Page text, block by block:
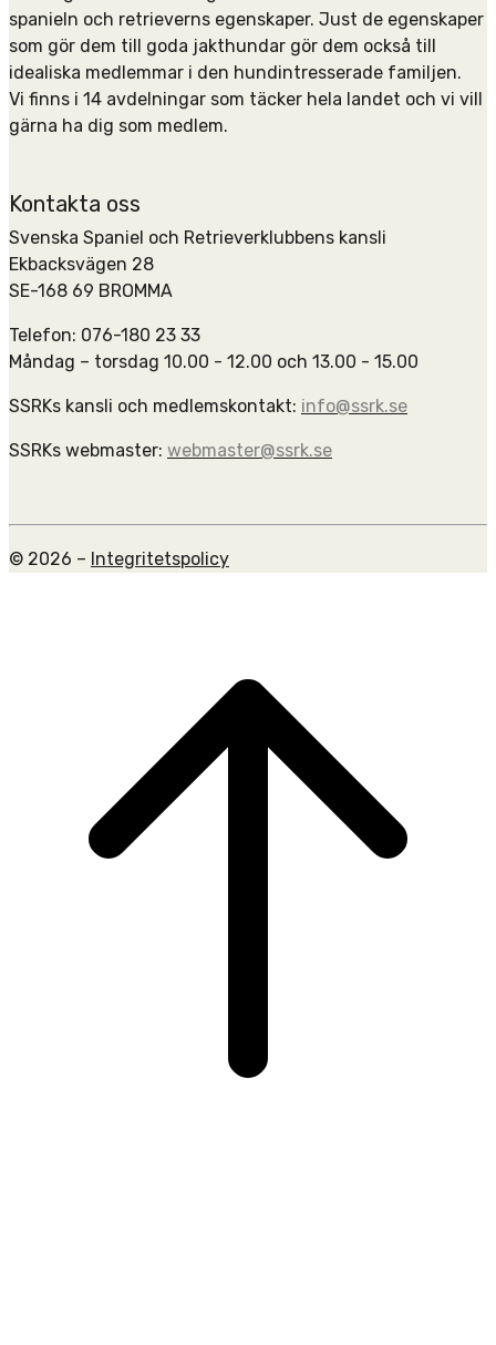
spanieln och retrieverns egenskaper. Just de egenskaper
som gör dem till goda jakthundar gör dem också till
idealiska medlemmar i den hundintresserade familjen.
Vi finns i 14 avdelningar som täcker hela landet och vi vill
gärna ha dig som medlem.
Kontakta oss
Svenska Spaniel och Retrieverklubbens kansli
Ekbacksvägen 28
SE-168 69 BROMMA
Telefon: 076-180 23 33
Måndag – torsdag 10.00 - 12.00 och 13.00 - 15.00
SSRKs kansli och medlemskontakt: info@ssrk.se
SSRKs webmaster: webmaster@ssrk.se
© 2026 – Integritetspolicy